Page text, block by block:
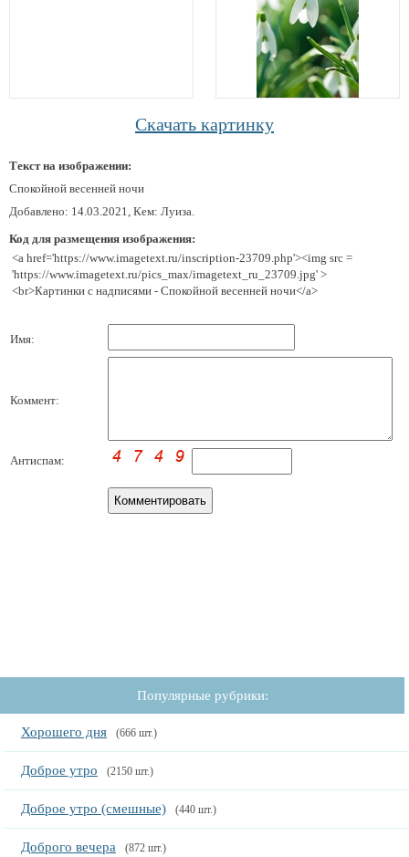
Скачать картинку
Текст на изображении:
Спокойной весенней ночи
Добавлено: 14.03.2021, Кем: Луиза.
Код для размещения изображения:
<a href='https://www.imagetext.ru/inscription-23709.php'><img src =
'https://www.imagetext.ru/pics_max/imagetext_ru_23709.jpg' >
<br>Картинки с надписями - Спокойной весенней ночи</a>
Имя:
Коммент:
Антиспам:
Популярные рубрики:
Хорошего дня (666 шт.)
Доброе утро (2150 шт.)
Доброе утро (смешные) (440 шт.)
Доброго вечера (872 шт.)